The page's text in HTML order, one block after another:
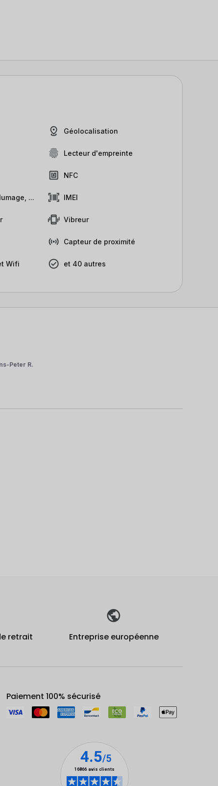
...
Wifi
Géolocalisation
Lecteur d'empreinte
NFC
IMEI
Vibreur
Capteur de proximité
et 40 autres
Peter R.
retrait Entreprise européenne
Paiement 100% sécurisé